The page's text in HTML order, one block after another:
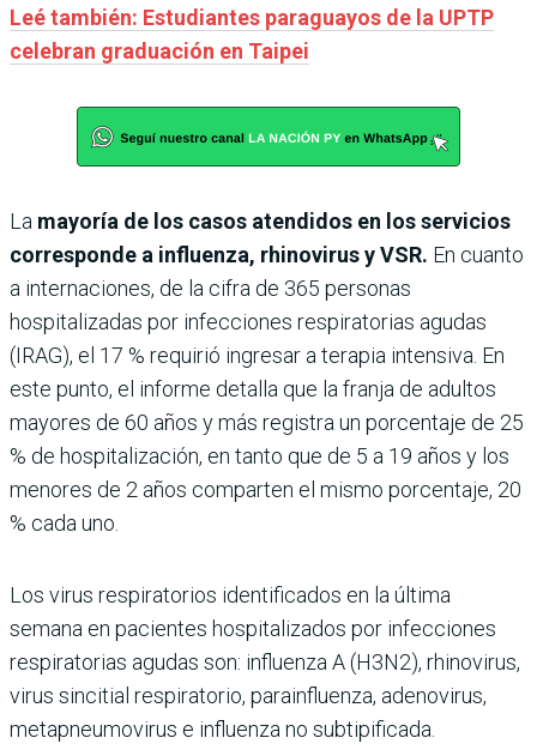
Leé también: Estudiantes paraguayos de la UPTP
celebran graduación en Taipei
La mayoría de los casos atendidos en los servicios
corresponde a influenza, rhinovirus y VSR. En cuanto
a internaciones, de la cifra de 365 personas
hospitalizadas por infecciones respiratorias agudas
(IRAG), el 17 % requirió ingresar a terapia intensiva. En
este punto, el informe detalla que la franja de adultos
mayores de 60 años y más registra un porcentaje de 25
% de hospitalización, en tanto que de 5 a 19 años y los
menores de 2 años comparten el mismo porcentaje, 20
% cada uno.
Los virus respiratorios identificados en la última
semana en pacientes hospitalizados por infecciones
respiratorias agudas son: influenza A (H3N2), rhinovirus,
virus sincitial respiratorio, parainfluenza, adenovirus,
metapneumovirus e influenza no subtipificada.